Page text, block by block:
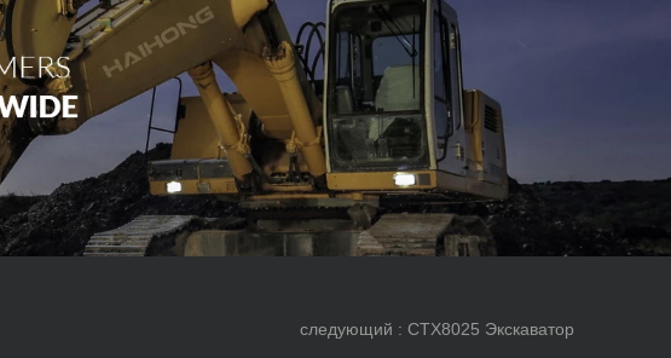
следующий : CTX8025 Экскаватор